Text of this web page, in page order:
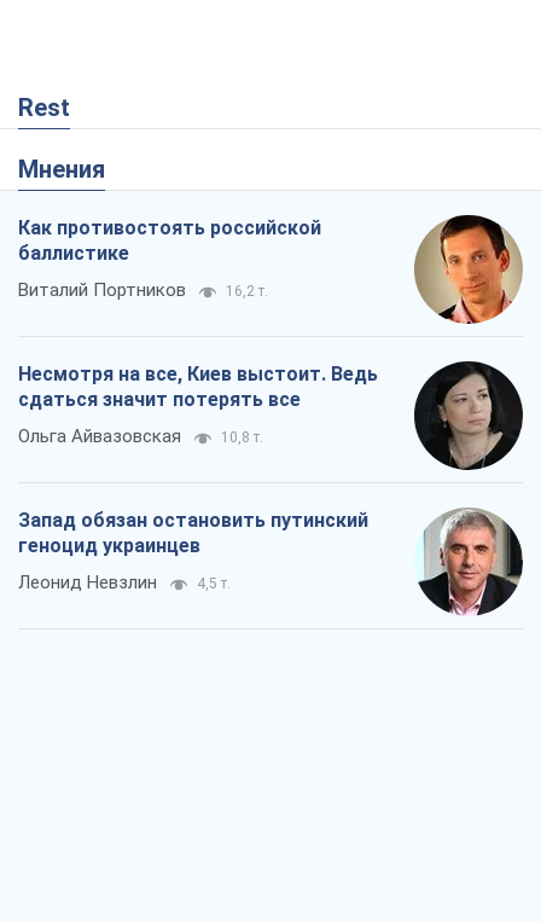
Rest
Мнения
Как противостоять российской
баллистике
Виталий Портников 16,2 т.
Несмотря на все, Киев выстоит. Ведь
сдаться значит потерять все
Ольга Айвазовская 10,8 т.
Запад обязан остановить путинский
геноцид украинцев
Леонид Невзлин 4,5 т.